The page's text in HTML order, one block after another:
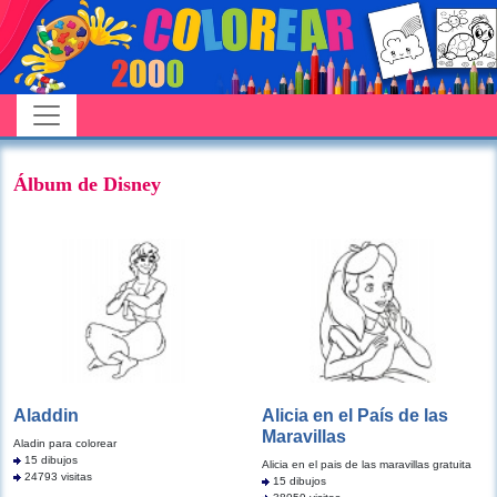
Álbum de Disney
Aladdin
Aladin para colorear
15 dibujos
24793 visitas
Alicia en el País de las
Maravillas
Alicia en el pais de las maravillas gratuita
15 dibujos